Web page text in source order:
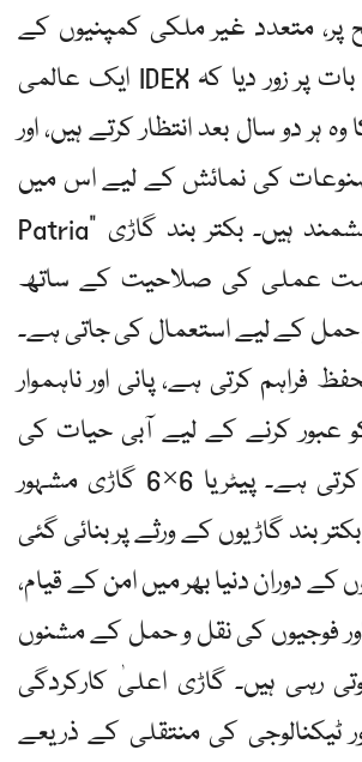
پر، متعدد غیر ملکی کمپنیوں کے
نمائندوں نے اس بات پر زور دیا کہ IDEX ایک عالمی
ہر دو سال بعد انتظار کرتے ہیں، اور
کی نمائش کے لیے اس میں
شرکت کے خواہشمند ہیں۔ بکتر بند گاڑی "Patria
عملی کی صلاحیت کے ساتھ
حمل کے لیے استعمال کی جاتی ہے۔
فراہم کرتی ہے، پانی اور ناہموار
عبور کرنے کے لیے آبی حیات کی
صلاحیت فراہم کرتی ہے۔ پیٹریا 6×6 گاڑی مشہور
بکتر بند گاڑیوں کے ورثے پر بنائی گئی
کے دوران دنیا بھر میں امن کے قیام،
اور فوجیوں کی نقل و حمل کے مشنوں
رہی ہیں۔ گاڑی اعلیٰ کارکردگی
ٹیکنالوجی کی منتقلی کے ذریعے